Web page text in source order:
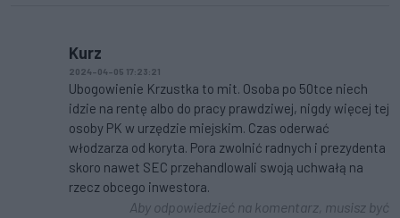
Kurz
2024-04-05 17:23:21
Ubogowienie Krzustka to mit. Osoba po 50tce niech
idzie na rentę albo do pracy prawdziwej, nigdy więcej tej
osoby PK w urzędzie miejskim. Czas oderwać
włodzarza od koryta. Pora zwolnić radnych i prezydenta
skoro nawet SEC przehandlowali swoją uchwałą na
rzecz obcego inwestora.
Aby odpowiedzieć na komentarz, musisz być